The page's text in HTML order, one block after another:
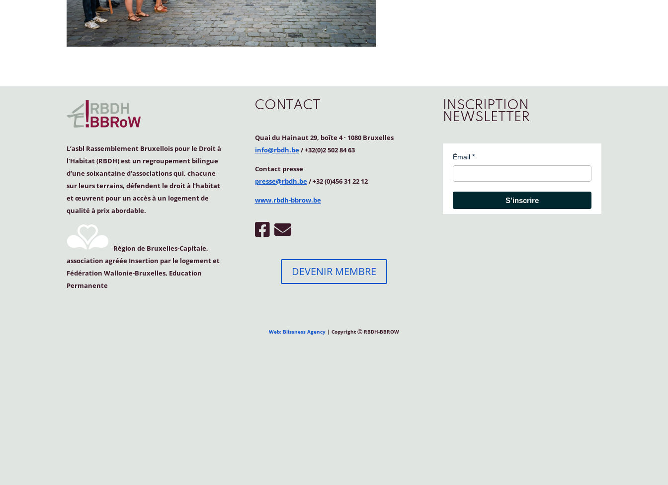
L’asbl Rassemblement Bruxellois pour le Droit à
l’Habitat (RBDH) est un regroupement bilingue
d’une soixantaine d’associations qui, chacune
sur leurs terrains, défendent le droit à l’habitat
et œuvrent pour un accès à un logement de
qualité à prix abordable.
Région de Bruxelles-Capitale,
association agréée Insertion par le logement et
Fédération Wallonie-Bruxelles, Education
Permanente
CONTACT
Quai du Hainaut 29, boîte 4· 1080 Bruxelles
info@rbdh.be/ +32(0)2 502 84 63
Contact presse
presse@rbdh.be/ +32 (0)456 31 22 12
www.rbdh-bbrow.be
DEVENIR MEMBRE
INSCRIPTION
NEWSLETTER
Émail
S'inscrire
Web: Blissness Agency | Copyright Ⓒ RBDH-BBROW